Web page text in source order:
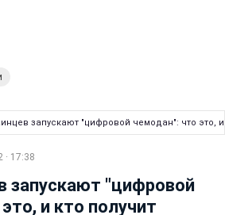
запускают "цифровой чемодан": что это,
· 17:38
запускают "цифровой
и кто получит